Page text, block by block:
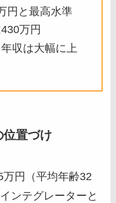
円と最高水準
万円
収は大幅に上
置づけ
円（平均年齢32
ンテグレーターと